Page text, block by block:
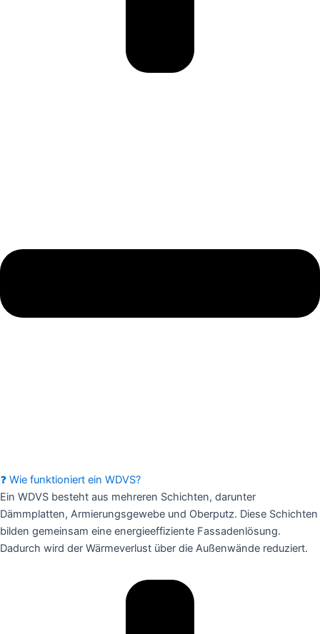
❓ Wie funktioniert ein WDVS?
Ein WDVS besteht aus mehreren Schichten, darunter
Dämmplatten, Armierungsgewebe und Oberputz. Diese Schichten
bilden gemeinsam eine energieeffiziente Fassadenlösung.
Dadurch wird der Wärmeverlust über die Außenwände reduziert.